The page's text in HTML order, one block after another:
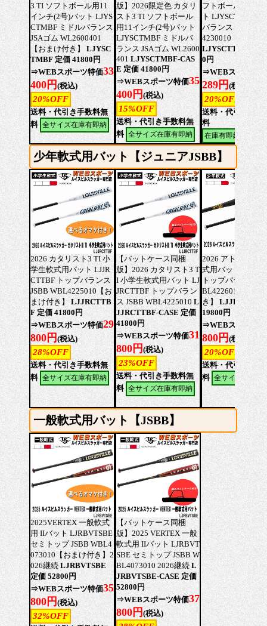
3 TI ソフトボール用11
インチ(2号)バット LJYS
CTMBF ミドルバランス
JSAゴム WL2600401
【おまけ付き】LJYSC
TMBF 定価 41800円
⇒WEBスポーツ特価33
400円 (税込)
20%OFF
送料・代引き手数料無
料 全サイズ在庫有即納
版】2026限定色 カタリ
スト3 TI ソフトボール
用11インチ(2号)バット
LJYSCTMBF ミドルバ
ランス JSAゴム WL2600
401LJYSCTMBF-CAS
E 定価 41800円
⇒WEBスポーツ特価35
400円 (税込)
15%OFF
送料・代引き手数料無
料 全サイズ在庫有即納
フトボール用(2号)
ト LJYSCTTBF ト
バランス JSAゴム
4230010【おまけ
LJYSCTTBF 定価
0円
⇒WEBスポーツ
289円 (税込)
20%OFF
送料・代引き手数
料
在庫有即納(品切サ
少年軟式用バット【ジュニアJSBB】
2026 カタリスト3 TI 小
学生軟式用バット LJJR
CTTBF トップバランス
JSBB WBL4225010【お
まけ付き】 LJJRCTTB
F 定価 41800円
⇒WEBスポーツ特価29
800円(税込)
28%OFF
送料・代引き手数料無
料 全サイズ在庫有即納
【バットケース同梱
版】2026 カタリスト3 T
I 小学生軟式用バット LJ
JRCTTBF トップバラン
ス JSBB WBL4225010 L
JJRCTTBF-CASE 定価
41800円
⇒WEBスポーツ特価31
800円 (税込)
23%OFF
送料・代引き手数料無
料 全サイズ在庫有即納
2026 アトラス 小
式用バット
トップバランス
BL4226010【おま
き】 LJJRATTBF
19800円
⇒WEBスポーツ
800円 (税込)
20%OFF
送料・代引き手数
料 全サイズ在庫有
一般軟式用バット【JSBB】
2025VERTEX 一般軟式
用 IIバット LJRBVTSBE
セミトップ JSBB WBL4
073010【おまけ付き】2
026継続LJRBVTSBE
定価 52800円
⇒WEBスポーツ特価35
800円(税込)
32%OFF
【バットケース同梱
版】2025 VERTEX 一般
軟式用 IIバット LJRBVT
SBE セミトップ JSBB W
BL4073010 2026継続 L
JRBVTSBE-CASE 定価
52800円
⇒WEBスポーツ特価37
800円(税込)